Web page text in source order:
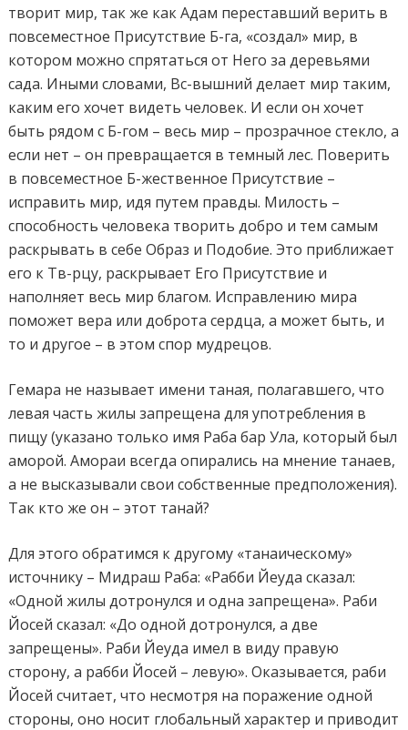
творит мир, так же как Адам переставший верить в
повсеместное Присутствие Б-га, «создал» мир, в
котором можно спрятаться от Него за деревьями
сада. Иными словами, Вс-вышний делает мир таким,
каким его хочет видеть человек. И если он хочет
быть рядом с Б-гом – весь мир – прозрачное стекло, а
если нет – он превращается в темный лес. Поверить
в повсеместное Б-жественное Присутствие –
исправить мир, идя путем правды. Милость –
способность человека творить добро и тем самым
раскрывать в себе Образ и Подобие. Это приближает
его к Тв-рцу, раскрывает Его Присутствие и
наполняет весь мир благом. Исправлению мира
поможет вера или доброта сердца, а может быть, и
то и другое – в этом спор мудрецов.
Гемара не называет имени таная, полагавшего, что
левая часть жилы запрещена для употребления в
пищу (указано только имя Раба бар Ула, который был
аморой. Амораи всегда опирались на мнение танаев,
а не высказывали свои собственные предположения).
Так кто же он – этот танай?
Для этого обратимся к другому «танаическому»
источнику – Мидраш Раба: «Рабби Йеуда сказал:
«Одной жилы дотронулся и одна запрещена». Раби
Йосей сказал: «До одной дотронулся, а две
запрещены». Раби Йеуда имел в виду правую
сторону, а рабби Йосей – левую». Оказывается, раби
Йосей считает, что несмотря на поражение одной
стороны, оно носит глобальный характер и приводит